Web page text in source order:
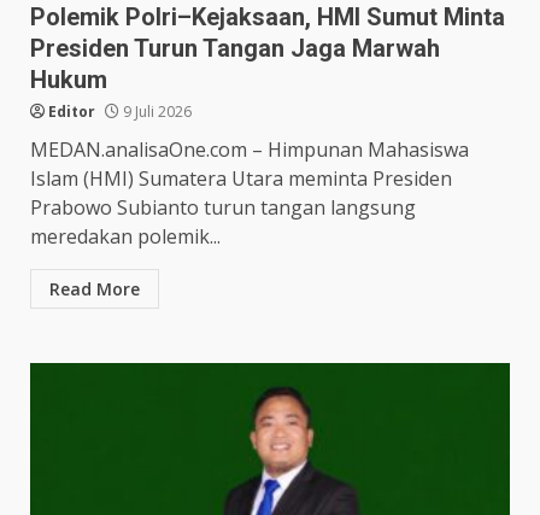
Polemik Polri–Kejaksaan, HMI Sumut Minta
Presiden Turun Tangan Jaga Marwah
Hukum
Editor 9 Juli 2026
MEDAN.analisaOne.com – Himpunan Mahasiswa
Islam (HMI) Sumatera Utara meminta Presiden
Prabowo Subianto turun tangan langsung
meredakan polemik...
Read More